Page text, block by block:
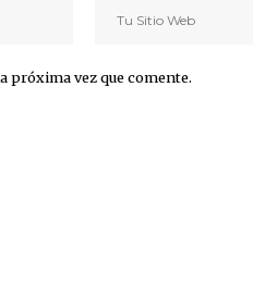
próxima vez que comente.